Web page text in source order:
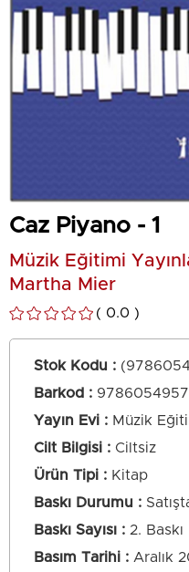
Caz Piyano - 1
Müzik Eğitimi
Martha Mier
0.0
Stok Kodu
Barkod :
Yayın Evi
Müzik
Cilt Bilgisi
Ciltsiz
Ürün Tipi
Kitap
Baskı Durumu
Baskı Sayısı
2. Baskı
Basım Tarihi
Aralık